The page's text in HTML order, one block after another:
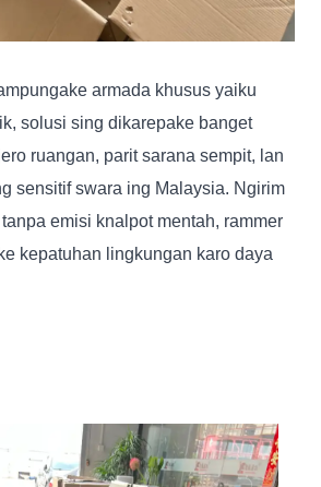
armada khusus yaiku
solusi sing dikarepake banget
ruangan, parit sarana sempit, lan
sensitif swara ing Malaysia. Ngirim
emisi knalpot mentah, rammer
kepatuhan lingkungan karo daya